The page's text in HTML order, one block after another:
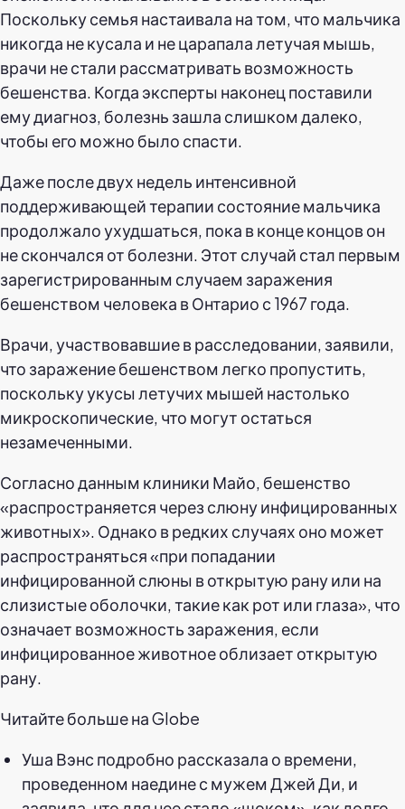
Поскольку семья настаивала на том, что мальчика
никогда не кусала и не царапала летучая мышь,
врачи не стали рассматривать возможность
бешенства. Когда эксперты наконец поставили
ему диагноз, болезнь зашла слишком далеко,
чтобы его можно было спасти.
Даже после двух недель интенсивной
поддерживающей терапии состояние мальчика
продолжало ухудшаться, пока в конце концов он
не скончался от болезни. Этот случай стал первым
зарегистрированным случаем заражения
бешенством человека в Онтарио с 1967 года.
Врачи, участвовавшие в расследовании, заявили,
что заражение бешенством легко пропустить,
поскольку укусы летучих мышей настолько
микроскопические, что могут остаться
незамеченными.
Согласно данным клиники Майо, бешенство
«распространяется через слюну инфицированных
животных». Однако в редких случаях оно может
распространяться «при попадании
инфицированной слюны в открытую рану или на
слизистые оболочки, такие как рот или глаза», что
означает возможность заражения, если
инфицированное животное облизает открытую
рану.
Читайте больше на Globe
Уша Вэнс подробно рассказала о времени,
проведенном наедине с мужем Джей Ди, и